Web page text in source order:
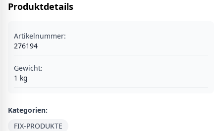
Produktdetails
Artikelnummer:
276194
Gewicht:
1 kg
Kategorien:
FIX-PRODUKTE